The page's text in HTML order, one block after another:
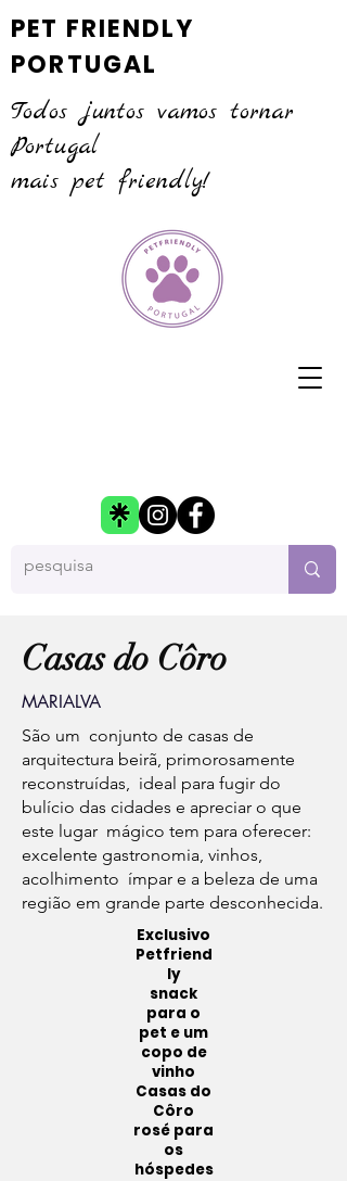
PET FRIENDLY
PORTUGAL
Todos juntos vamos tornar
Portugal
mais pet friendly!
Casas do Côro
MARIALVA
São um conjunto de casas de
arquitectura beirã, primorosamente
reconstruídas, ideal para fugir do
bulício das cidades e apreciar o que
este lugar mágico tem para oferecer:
excelente gastronomia, vinhos,
acolhimento ímpar e a beleza de uma
região em grande parte desconhecida.
Exclusivo
Petfriend
ly
snack
para o
pet e um
copo de
vinho
Casas do
Côro
rosé para
os
hóspedes